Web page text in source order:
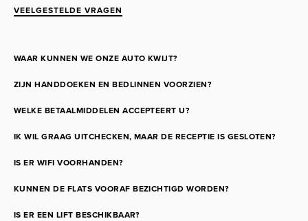
VEELGESTELDE VRAGEN
WAAR KUNNEN WE ONZE AUTO KWIJT?
ZIJN HANDDOEKEN EN BEDLINNEN VOORZIEN?
WELKE BETAALMIDDELEN ACCEPTEERT U?
IK WIL GRAAG UITCHECKEN, MAAR DE RECEPTIE IS GESLOTEN?
IS ER WIFI VOORHANDEN?
KUNNEN DE FLATS VOORAF BEZICHTIGD WORDEN?
IS ER EEN LIFT BESCHIKBAAR?